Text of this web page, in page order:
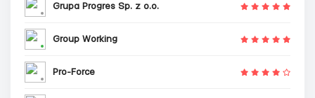
Grupa Progres Sp. z o.o.
Group Working
Pro-Force